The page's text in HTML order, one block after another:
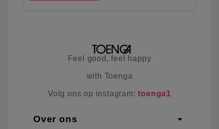
Feel good, feel happy
with Toenga
Volg ons op instagram:toenga1
Over ons arrow_drop_down